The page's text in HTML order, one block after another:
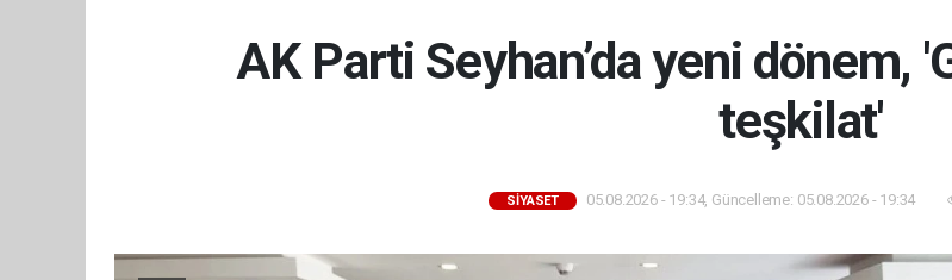
AK Parti Seyhan’da yeni dönem,
teşkilat'
SİYASET 05.08.2026 - 19:34, Güncelleme: 05.08.2026 - 19:34